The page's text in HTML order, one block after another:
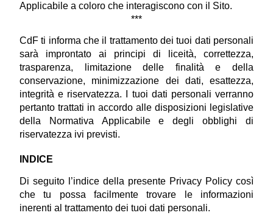
Applicabile a coloro che interagiscono con il Sito.
***
CdF ti informa che il trattamento dei tuoi dati personali
sarà improntato ai principi di liceità, correttezza,
trasparenza, limitazione delle finalità e della
conservazione, minimizzazione dei dati, esattezza,
integrità e riservatezza. I tuoi dati personali verranno
pertanto trattati in accordo alle disposizioni legislative
della Normativa Applicabile e degli obblighi di
riservatezza ivi previsti.
INDICE
Di seguito l’indice della presente Privacy Policy così
che tu possa facilmente trovare le informazioni
inerenti al trattamento dei tuoi dati personali.